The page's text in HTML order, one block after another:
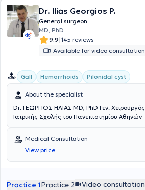
Dr. Ilias Georgios P.
General surgeon
MD, PhD
9.9|145 reviews
Available for video consultation
Gall Hemorrhoids Pilonidal cyst
About the specialist
Dr. ΓΕΩΡΓΙΟΣ ΗΛΙΑΣ MD, PhD Γεν. Χειρουργός, Διδάκτωρ της
Ιατρικής Σχολής του Πανεπιστημίου Αθηνών
Medical Consultation
View price
Practice 1Practice 2 Video consultation